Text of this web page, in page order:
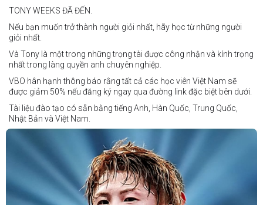
Vincent Siordia vs Kresler Tenorio
Jeffer Rhoy Mendoza vs Eranio Pisador
Mikko Camingawan vs Rovick Embuscado
Meredy Michael vs Aisah Alico
Ian Carl Muyso vs Marvin Zamora
Franz Carl Muyso vs Ariel Antonio
Hãy rủ bạn bè và gia đình cùng tham gia để tận hưởng một ngày
tuyệt vời và chứng kiến QUYỀN ANH Ở ĐỈNH CAO NHẤT!
TONY WEEKS ĐÃ ĐẾN.
Nếu bạn muốn trở thành người giỏi nhất, hãy học từ những người
giỏi nhất.
Và Tony là một trong những trọng tài được công nhận và kính trọng
nhất trong làng quyền anh chuyên nghiệp.
VBO hân hạnh thông báo rằng tất cả các học viên Việt Nam sẽ
được giảm 50% nếu đăng ký ngay qua đường link đặc biệt bên dưới.
Tài liệu đào tạo có sẵn bằng tiếng Anh, Hàn Quốc, Trung Quốc,
Nhật Bản và Việt Nam.
Số lượng chỗ có hạn, hãy nhanh tay đăng ký!